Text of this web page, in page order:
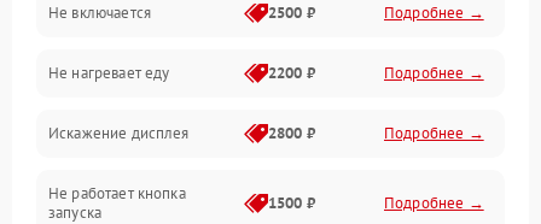
Механика и внутренние элементы
Механические повреждения
Питание и запуск
Нагрев и приготовление
Не включается 2500 ₽ Подробнее →
Не нагревает еду 2200 ₽ Подробнее →
Искажение дисплея 2800 ₽ Подробнее →
Не работает кнопка
запуска
1500 ₽ Подробнее →